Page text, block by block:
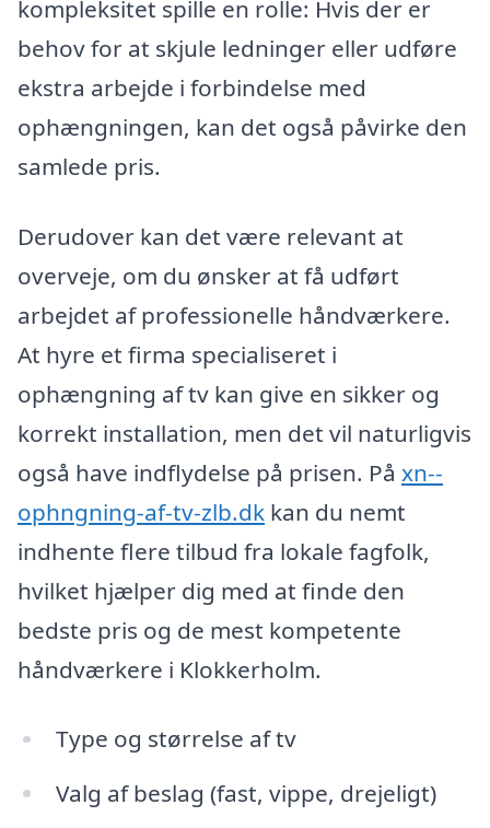
kompleksitet spille en rolle: Hvis der er
behov for at skjule ledninger eller udføre
ekstra arbejde i forbindelse med
ophængningen, kan det også påvirke den
samlede pris.
Derudover kan det være relevant at
overveje, om du ønsker at få udført
arbejdet af professionelle håndværkere.
At hyre et firma specialiseret i
ophængning af tv kan give en sikker og
korrekt installation, men det vil naturligvis
også have indflydelse på prisen. På xn--
ophngning-af-tv-zlb.dk kan du nemt
indhente flere tilbud fra lokale fagfolk,
hvilket hjælper dig med at finde den
bedste pris og de mest kompetente
håndværkere i Klokkerholm.
Type og størrelse af tv
Valg af beslag (fast, vippe, drejeligt)